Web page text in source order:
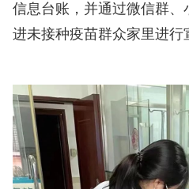
信息台账，并通过微信群
进未接种疫苗群众家里进行